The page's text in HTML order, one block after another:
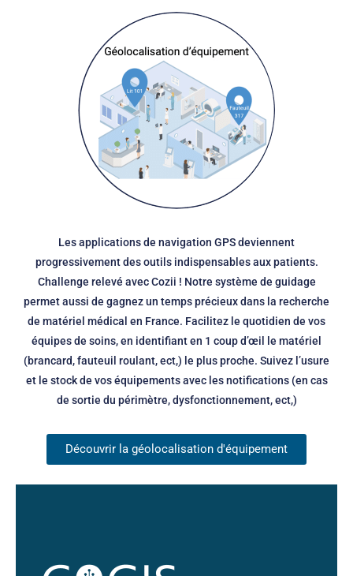
Les applications de navigation GPS deviennent
progressivement des outils indispensables aux patients.
Challenge relevé avec Cozii ! Notre système de guidage
permet aussi de gagnez un temps précieux dans la recherche
de matériel médical en France. Facilitez le quotidien de vos
équipes de soins, en identifiant en 1 coup d’œil le matériel
(brancard, fauteuil roulant, ect,) le plus proche. Suivez l’usure
et le stock de vos équipements avec les notifications (en cas
de sortie du périmètre, dysfonctionnement, ect,)
Découvrir la géolocalisation d'équipement